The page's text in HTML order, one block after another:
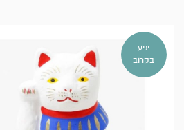
יגיע
בקרוב